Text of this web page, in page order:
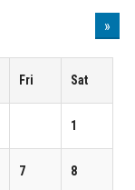
»
Fri Sat
1
7 8